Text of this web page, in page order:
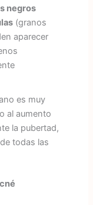
negros
(granos
aparecer
es muy
al aumento
la pubertad,
todas las